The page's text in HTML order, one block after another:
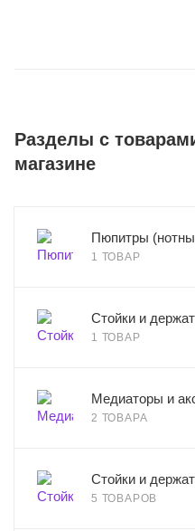
Разделы с
магазине
Пюпитры
1 ТОВАР
Стойки и
1 ТОВАР
Медиаторы и
2 ТОВАРА
Стойки и
5 ТОВАРОВ